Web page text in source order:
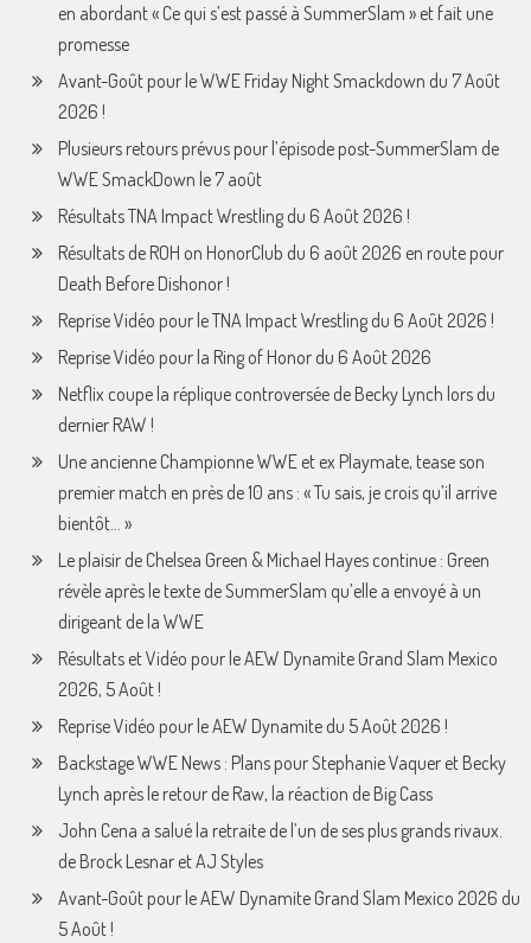
en abordant « Ce qui s’est passé à SummerSlam » et fait une
promesse
Avant-Goût pour le WWE Friday Night Smackdown du 7 Août
2026 !
Plusieurs retours prévus pour l’épisode post-SummerSlam de
WWE SmackDown le 7 août
Résultats TNA Impact Wrestling du 6 Août 2026 !
Résultats de ROH on HonorClub du 6 août 2026 en route pour
Death Before Dishonor !
Reprise Vidéo pour le TNA Impact Wrestling du 6 Août 2026 !
Reprise Vidéo pour la Ring of Honor du 6 Août 2026
Netflix coupe la réplique controversée de Becky Lynch lors du
dernier RAW !
Une ancienne Championne WWE et ex Playmate, tease son
premier match en près de 10 ans : « Tu sais, je crois qu’il arrive
bientôt… »
Le plaisir de Chelsea Green & Michael Hayes continue : Green
révèle après le texte de SummerSlam qu’elle a envoyé à un
dirigeant de la WWE
Résultats et Vidéo pour le AEW Dynamite Grand Slam Mexico
2026, 5 Août !
Reprise Vidéo pour le AEW Dynamite du 5 Août 2026 !
Backstage WWE News : Plans pour Stephanie Vaquer et Becky
Lynch après le retour de Raw, la réaction de Big Cass
John Cena a salué la retraite de l’un de ses plus grands rivaux.
de Brock Lesnar et AJ Styles
Avant-Goût pour le AEW Dynamite Grand Slam Mexico 2026 du
5 Août !